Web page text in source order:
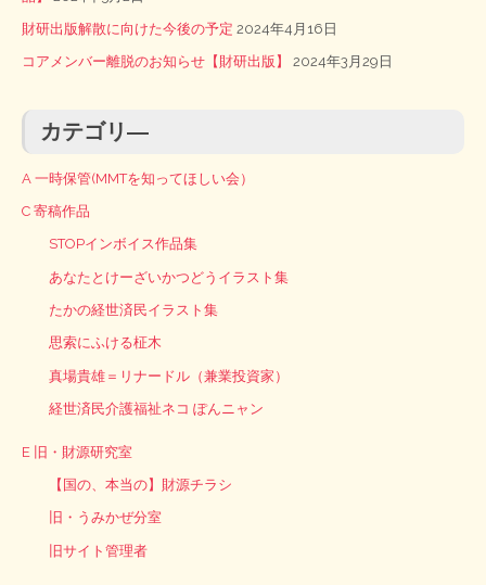
財研出版解散に向けた今後の予定 2024年4月16日
コアメンバー離脱のお知らせ【財研出版】 2024年3月29日
カテゴリ―
A 一時保管(MMTを知ってほしい会）
C 寄稿作品
STOPインボイス作品集
あなたとけーざいかつどうイラスト集
たかの経世済民イラスト集
思索にふける柾木
真場貴雄＝リナードル（兼業投資家）
経世済民介護福祉ネコ ぽんニャン
E 旧・財源研究室
【国の、本当の】財源チラシ
旧・うみかぜ分室
旧サイト管理者